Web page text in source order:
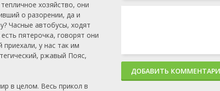
хозяйство, они
о разорении, да и
Часные автобусы, ходят
пятерочка, говорят они
у нас так им
ржавый Пояс,
в целом. Весь прикол в
ДОБАВИТЬ